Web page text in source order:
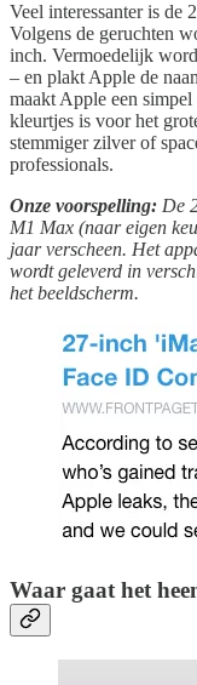
Veel interessanter is de
Volgens de geruchten
inch. Vermoedelijk
– en plakt Apple de
maakt Apple een
kleurtjes is voor het
stemmiger zilver of
professionals.
Onze voorspelling: De
M1 Max (naar eigen
jaar verscheen. Het
wordt geleverd in
het beeldscherm.
Waar gaat het